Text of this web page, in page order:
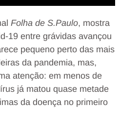
Folha de S.Paulo, mostra
19 entre grávidas avançou
pequeno perto das mais
da pandemia, mas,
atenção: em menos de
já matou quase metade
da doença no primeiro